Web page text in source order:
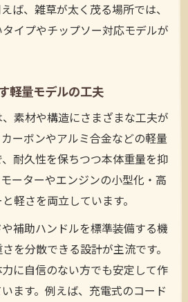
で庭仕事が手軽になる秘訣と
量化が家庭菜園をサポートす
を楽しむための軽量機種選び
刈り機がガーデニングの味方
びも楽な軽量草刈り機の利点
めの軽量機種活用法
められる軽量草刈りのコツ
ーに最適な軽量モデルの選び
ば、雑草が太く茂る場所では、
イプやチップソー対応モデルが
軽量モデルの工夫
素材や構造にさまざまな工夫が
ーボンやアルミ合金などの軽量
耐久性を保ちつつ本体重量を抑
ーターやエンジンの小型化・高
軽さを両立しています。
補助ハンドルを標準装備する機
を分散できる設計が主流です。
に自信のない方でも安定して作
ます。例えば、充電式のコード